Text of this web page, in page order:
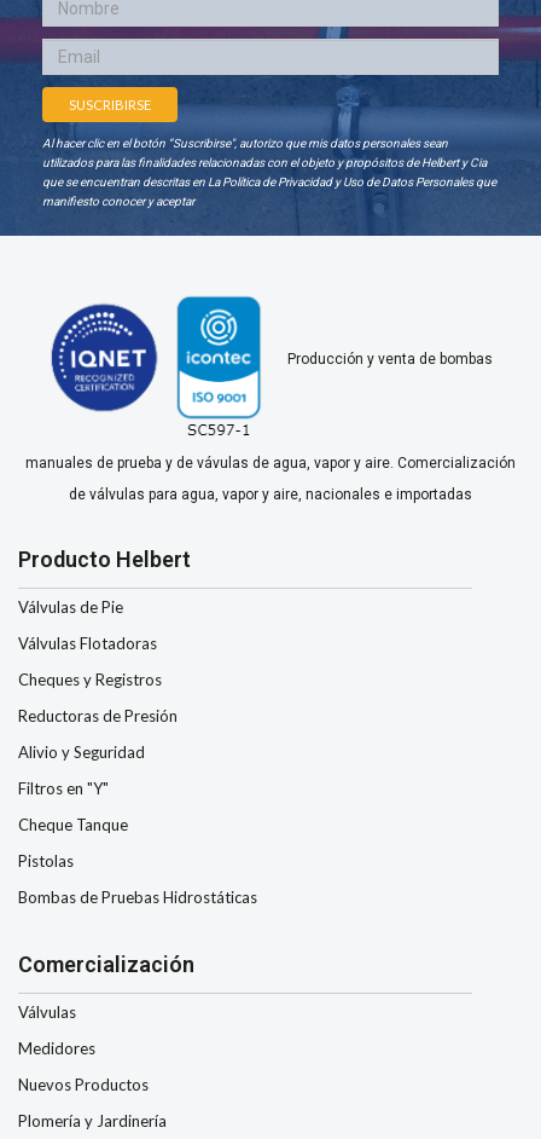
Al hacer clic en el botón “Suscribirse", autorizo que mis datos personales sean
utilizados para las finalidades relacionadas con el objeto y propósitos de Helbert y Cia
que se encuentran descritas en La Política de Privacidad y Uso de Datos Personales que
manifiesto conocer y aceptar
Producción y venta de bombas
manuales de prueba y de vávulas de agua, vapor y aire. Comercialización
de válvulas para agua, vapor y aire, nacionales e importadas
Producto Helbert
Válvulas de Pie
Válvulas Flotadoras
Cheques y Registros
Reductoras de Presión
Alivio y Seguridad
Filtros en "Y"
Cheque Tanque
Pistolas
Bombas de Pruebas Hidrostáticas
Comercialización
Válvulas
Medidores
Nuevos Productos
Plomería y Jardinería